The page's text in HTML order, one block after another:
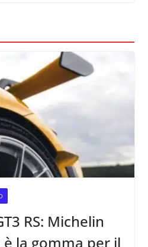
RS: Michelin
è la gomma per il